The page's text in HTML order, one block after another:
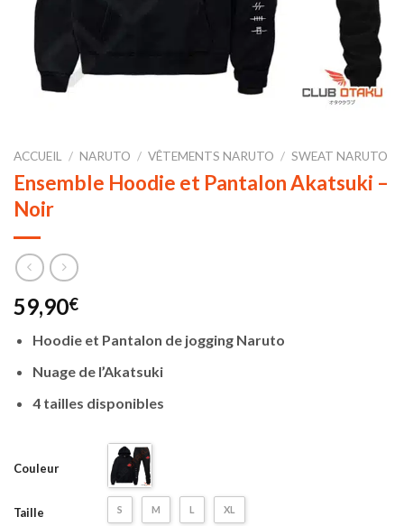
ACCUEIL / NARUTO / VÊTEMENTS NARUTO / SWEAT NARUTO
Ensemble Hoodie et Pantalon Akatsuki –
Noir
59,90€
Hoodie et Pantalon de jogging Naruto
Nuage de l’Akatsuki
4 tailles disponibles
Couleur
Taille S M L XL